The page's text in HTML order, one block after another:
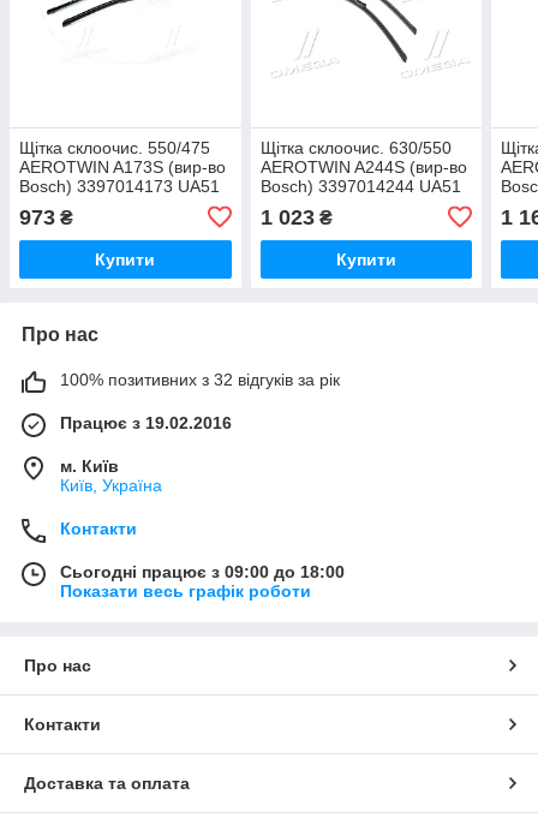
Щітка склоочис. 550/475
AEROTWIN A173S (вир-во
Bosch) 3397014173 UA51
973 ₴
Купити
Щітка склоочис. 630/550
AEROTWIN A244S (вир-во
Bosch) 3397014244 UA51
1 023₴
Купити
1
Про нас
100% позитивних з 32 відгуків за рік
Працює з 19.02.2016
м. Київ
Київ, Україна
Контакти
Сьогодні працює з 09:00 до 18:00
Показати весь графік роботи
Про нас
Контакти
Доставка та оплата